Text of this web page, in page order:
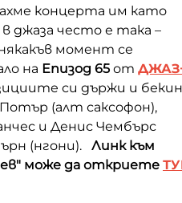
концерта им като
джаза често е така –
момент се
на Епизод 65 от
си държи и
(алт саксофон),
и Денис Чембърс
(нгони). Линк към
може да откриете